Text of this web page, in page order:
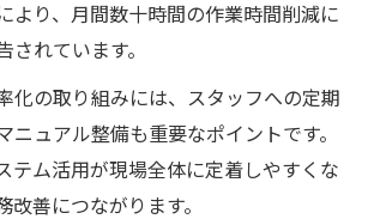
学ぶ東京都の管理システム最前線
選ばれる不動産管理システムの特
ィデータバンク評判から見る導入
より、月間数十時間の作業時間削減に
されています。
化の取り組みには、スタッフへの定期
ニュアル整備も重要なポイントです。
テム活用が現場全体に定着しやすくな
改善につながります。